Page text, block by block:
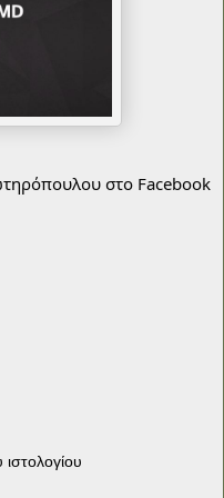
στο Facebook